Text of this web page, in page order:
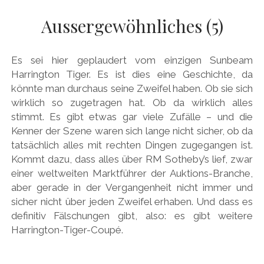
BRITS
CHRYSLER/DODGE/JEEP
CITROËN
DAIMLER
EXOTEN
FERRARI
FIAT/ABARTH
FOOD
FORD
DEUTSCH
öffnen
ENGLISH
Aussergewöhnliches (5)
Es sei hier geplaudert vom einzigen Sunbeam
Harrington Tiger. Es ist dies eine Geschichte, da
könnte man durchaus seine Zweifel haben. Ob sie sich
wirklich so zugetragen hat. Ob da wirklich alles
stimmt. Es gibt etwas gar viele Zufälle – und die
Kenner der Szene waren sich lange nicht sicher, ob da
tatsächlich alles mit rechten Dingen zugegangen ist.
Kommt dazu, dass alles über RM Sotheby’s lief, zwar
einer weltweiten Marktführer der Auktions-Branche,
aber gerade in der Vergangenheit nicht immer und
sicher nicht über jeden Zweifel erhaben. Und dass es
definitiv Fälschungen gibt, also: es gibt weitere
Harrington-Tiger-Coupé.